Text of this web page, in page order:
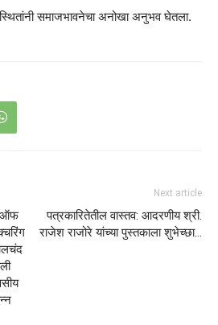
समाजभावनेचा अनोखा अनुभव घेतला.
ऑफ
Next article
पत्रकारितेतील वास्तव: आदरणीय श्री.
राजेश राजोरे यांच्या पुस्तकाला शुभेच्छा…